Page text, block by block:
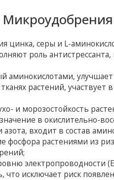
цинка, серы и L-
роль
аминокислотами,
растений,
и морозостойкость
в окислительно-
входит в состав
фосфора растениями из
электропроводности
что исключает риск